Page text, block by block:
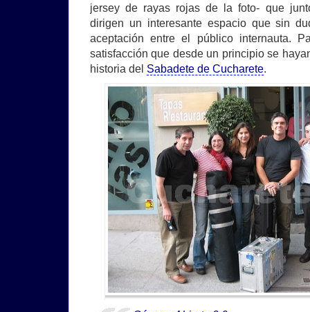
jersey de rayas rojas de la foto- que
dirigen un interesante espacio que sin
aceptación entre el público internauta.
satisfacción que desde un principio se
historia del Sabadete de Cucharete.